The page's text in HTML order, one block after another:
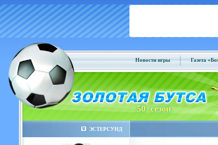
Новости игры Газета
50 сезон
ЭСТЕРСУНД